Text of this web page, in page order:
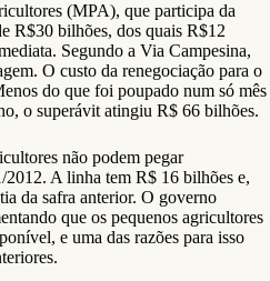
(MPA), que participa da
R$30 bilhões, dos quais R$12
Segundo a Via Campesina,
O custo da renegociação para o
do que foi poupado num só mês
o superávit atingiu R$ 66 bilhões.
não podem pegar
2012. A linha tem R$ 16 bilhões e,
da safra anterior. O governo
que os pequenos agricultores
e uma das razões para isso